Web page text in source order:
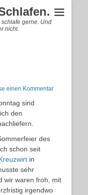
gerne. Und
nicht.
einen Kommentar
sind
den
des
schon seit
in
sehr
wir waren froh, mit
irgendwo